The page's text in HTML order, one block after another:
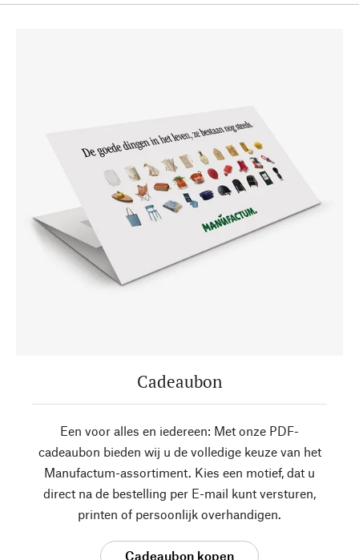
Cadeaubon
Een voor alles en iedereen: Met onze PDF-
cadeaubon bieden wij u de volledige keuze van het
Manufactum-assortiment. Kies een motief, dat u
direct na de bestelling per E-mail kunt versturen,
printen of persoonlijk overhandigen.
Cadeaubon kopen